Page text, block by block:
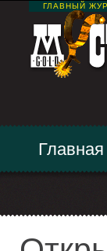
ГЛАВНЫЙ
Главная